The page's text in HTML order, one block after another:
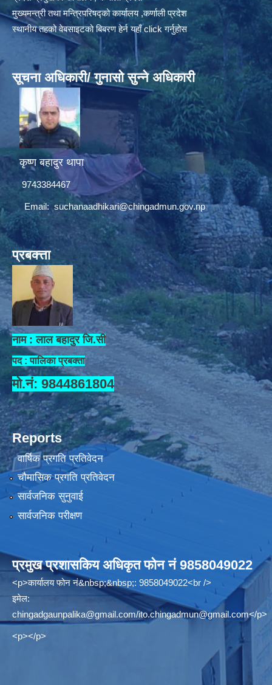
मुख्यमन्त्री तथा मन्त्रिपरिषद्को कार्यालय ,कर्णाली प्रदेश
स्थानीय तहको वेबसाइटको बिबरण हेर्न यहाँ click गर्नुहोस
सूचना अधिकारी/ गुनासो सुन्ने अधिकारी
कृष्ण बहादुर थापा
9743384467
Email:suchanaadhikari@chingadmun.gov.np
प्रबक्त्ता
नाम : लाल बहादुर जि.सी
पद : पालिका प्रबक्ता
मो.नं: 9844861804
Reports
वार्षिक प्रगति प्रतिवेदन
चौमासिक प्रगति प्रतिवेदन
सार्वजनिक सुनुवाई
सार्वजनिक परीक्षण
प्रमुख प्रशासकिय अधिकृत फोन नं 9858049022
<p>कार्यालय फोन नं&nbsp;&nbsp;: 9858049022<br />
इमेल:
chingadgaunpalika@gmail.com/ito.chingadmun@gmail.com</p>
<p></p>